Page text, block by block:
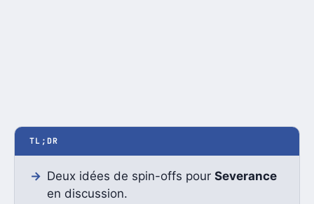
TL;DR
Deux idées de spin-offs pour Severance
en discussion.